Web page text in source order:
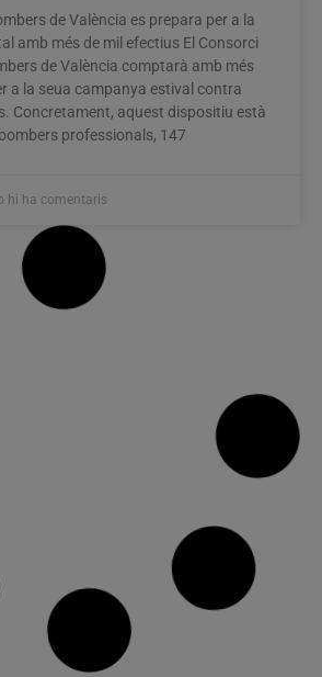
de València es prepara per a la
amb més de mil efectius El Consorci
de València comptarà amb més
a la seua campanya estival contra
Concretament, aquest dispositiu està
professionals, 147
hi ha comentaris
Patricia Gómez i Mª
guanyen els premis
d’arts visuals
s’han reunit este dijous al Palau de
provincial per a resoldre la